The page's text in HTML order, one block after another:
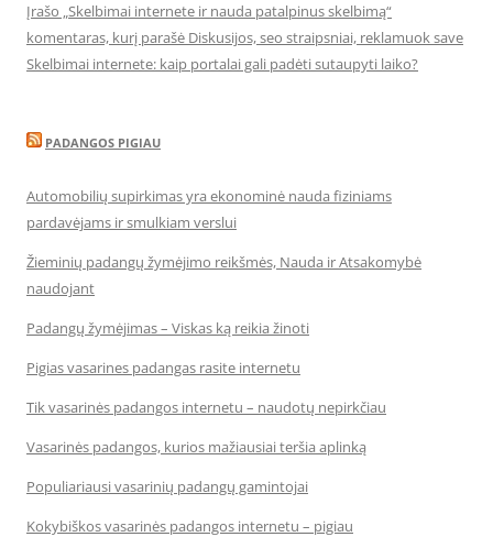
Įrašo „Skelbimai internete ir nauda patalpinus skelbimą“
komentaras, kurį parašė Diskusijos, seo straipsniai, reklamuok save
Skelbimai internete: kaip portalai gali padėti sutaupyti laiko?
PADANGOS PIGIAU
Automobilių supirkimas yra ekonominė nauda fiziniams
pardavėjams ir smulkiam verslui
Žieminių padangų žymėjimo reikšmės, Nauda ir Atsakomybė
naudojant
Padangų žymėjimas – Viskas ką reikia žinoti
Pigias vasarines padangas rasite internetu
Tik vasarinės padangos internetu – naudotų nepirkčiau
Vasarinės padangos, kurios mažiausiai teršia aplinką
Populiariausi vasarinių padangų gamintojai
Kokybiškos vasarinės padangos internetu – pigiau